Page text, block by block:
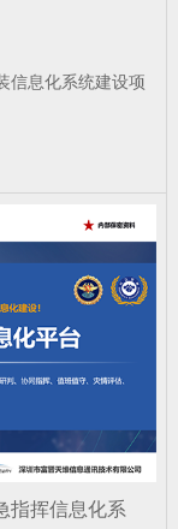
训信息化
底座——富
深圳富晋
信息化系统建设项
指挥信息化系